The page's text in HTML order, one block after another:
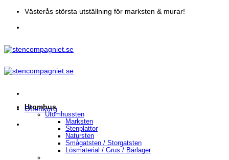
Skip
content
Västerås största utställning för marksten & murar!
Offertkorg
Utomhus
Utomhussten
Marksten
Stenplattor
Natursten
Smågatsten / Storgatsten
Lösmaterial / Grus / Bärlager